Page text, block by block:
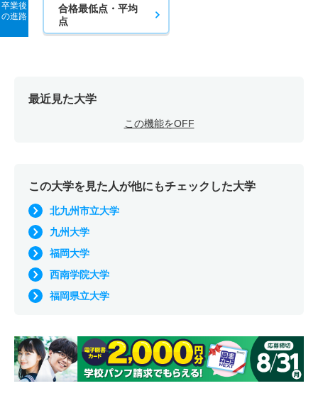
卒業後
の進路
合格最低点・平均
点
最近見た大学
この機能をOFF
この大学を見た人が他にもチェックした大学
北九州市立大学
九州大学
福岡大学
西南学院大学
福岡県立大学